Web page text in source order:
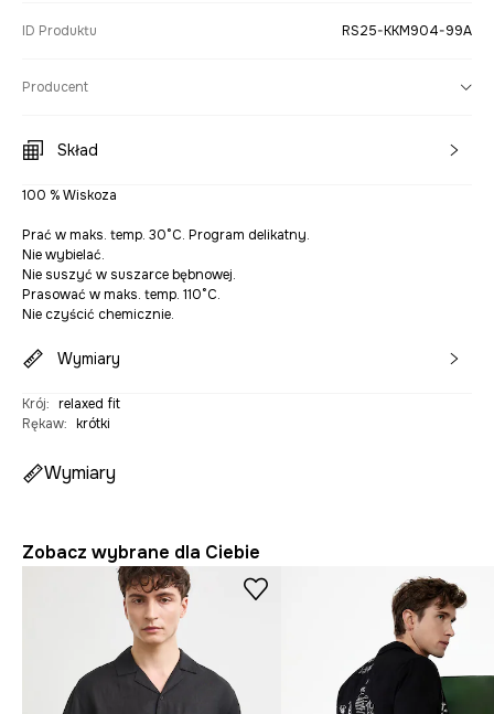
ID Produktu RS25-KKM904-99A
Producent
Skład
100 % Wiskoza
Prać w maks. temp. 30°C. Program delikatny.
Nie wybielać.
Nie suszyć w suszarce bębnowej.
Prasować w maks. temp. 110°C.
Nie czyścić chemicznie.
Wymiary
Krój: relaxed fit
Rękaw: krótki
Wymiary
Zobacz wybrane dla Ciebie